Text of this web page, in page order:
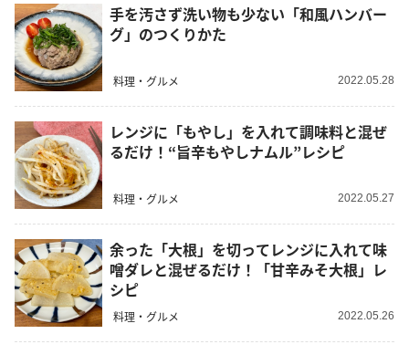
手を汚さず洗い物も少ない「和風ハンバー
グ」のつくりかた
料理・グルメ 2022.05.28
レンジに「もやし」を入れて調味料と混ぜ
るだけ！“旨辛もやしナムル”レシピ
料理・グルメ 2022.05.27
余った「大根」を切ってレンジに入れて味
噌ダレと混ぜるだけ！「甘辛みそ大根」レ
シピ
料理・グルメ 2022.05.26